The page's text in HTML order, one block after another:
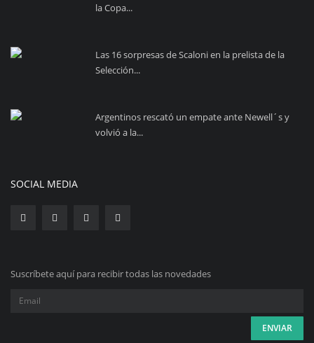
la Copa...
Las 16 sorpresas de Scaloni en la prelista de la
Selección...
Argentinos rescató un empate ante Newell´s y
volvió a la...
SOCIAL MEDIA
Suscríbete aquí para recibir todas las novedades